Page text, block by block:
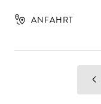
ANFAHRT